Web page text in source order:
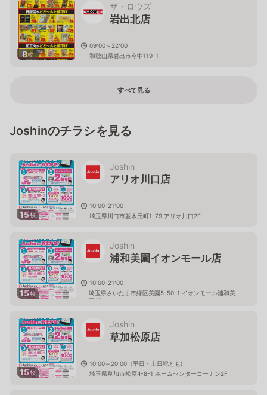
8枚
ザ・ロウズ
岩出北店
09:00～22:00
和歌山県岩出市今中119-1
すべて見る
Joshinのチラシを見る
15枚
Joshin
アリオ川口店
10:00-21:00
埼玉県川口市並木元町1-79 アリオ川口2F
15枚
Joshin
浦和美園イオンモール店
10:00-21:00
埼玉県さいたま市緑区美園5-50-1 イオンモール浦和美
園1F
15枚
Joshin
草加松原店
10:00～20:00（平日・土日祝とも)
埼玉県草加市松原4-8-1 ホームセンターコーナン2F